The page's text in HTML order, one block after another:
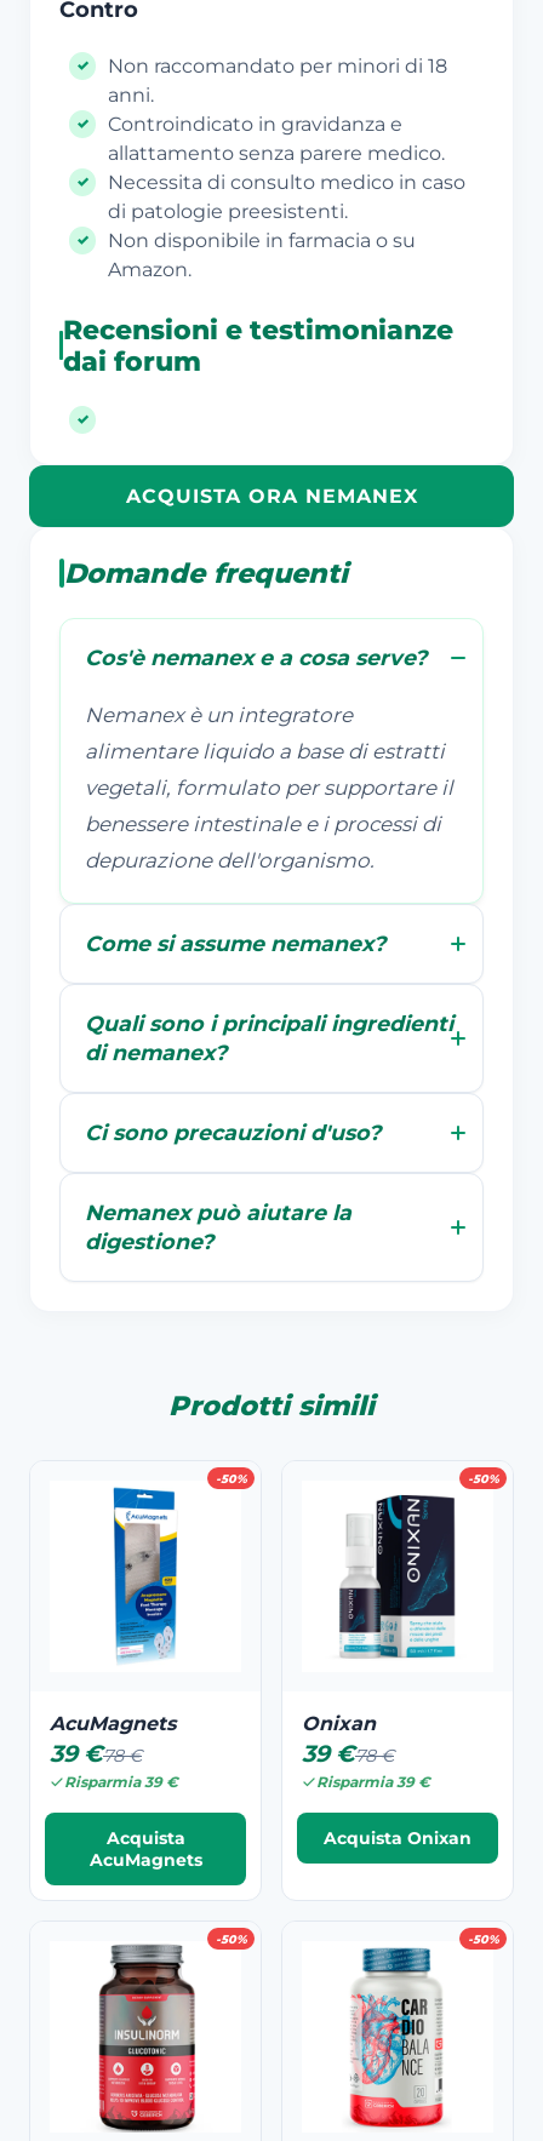
Contro
Non raccomandato per minori di 18
anni.
Controindicato in gravidanza e
allattamento senza parere medico.
Necessita di consulto medico in caso
di patologie preesistenti.
Non disponibile in farmacia o su
Amazon.
Recensioni e testimonianze
dai forum
ACQUISTA ORA NEMANEX
Domande frequenti
Cos'è nemanex e a cosa serve?
Nemanex è un integratore
alimentare liquido a base di estratti
vegetali, formulato per supportare il
benessere intestinale e i processi di
depurazione dell'organismo.
Come si assume nemanex?
Quali sono i principali ingredienti
di nemanex?
Ci sono precauzioni d'uso?
Nemanex può aiutare la
digestione?
Prodotti simili
-50%
AcuMagnets
39 €78 €
Risparmia 39 €
Acquista
AcuMagnets
-50%
Onixan
39 €78 €
Risparmia 39 €
Acquista Onixan
-50% -50%